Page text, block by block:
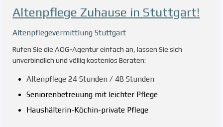
Altenpflege Zuhause in Stuttgart!
Altenpflegevermittlung Stuttgart
Rufen Sie die AOG-Agentur einfach an, lassen Sie sich
unverbindlich und völlig kostenlos Beraten:
Altenpflege 24 Stunden / 48 Stunden
Seniorenbetreuung mit leichter Pflege
Haushälterin-Köchin-private Pflege